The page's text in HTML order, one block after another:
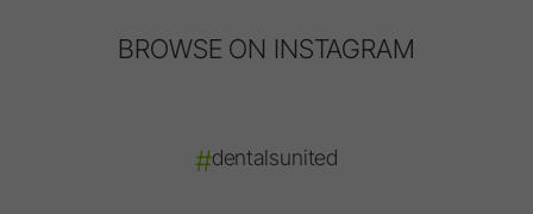
BROWSE ON INSTAGRAM
#dentalsunited